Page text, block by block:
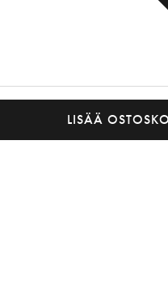
LISÄÄ